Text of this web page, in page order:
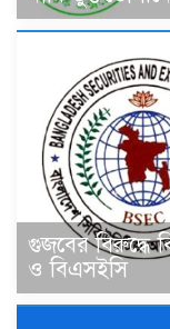
গুজবের বিরুদ্ধে
ও বিএসইসি